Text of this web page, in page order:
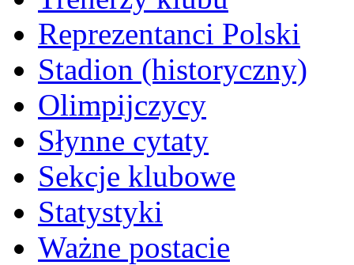
Reprezentanci Polski
Stadion (historyczny)
Olimpijczycy
Słynne cytaty
Sekcje klubowe
Statystyki
Ważne postacie